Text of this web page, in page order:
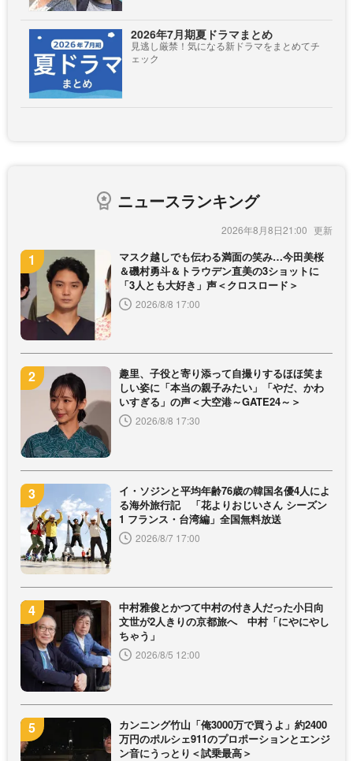
2026年7月期夏ドラマまとめ
見逃し厳禁！気になる新ドラマをまとめてチ
ェック
ニュースランキング
2026年8月8日21:00
マスク越しでも伝わる満面の笑み…今田美桜
＆磯村勇斗＆トラウデン直美の3ショットに
「3人とも大好き」声＜クロスロード＞
2026/8/8 17:00
趣里、子役と寄り添って自撮りするほほ笑ま
しい姿に「本当の親子みたい」「やだ、かわ
いすぎる」の声＜大空港～GATE24～＞
2026/8/8 17:30
イ・ソジンと平均年齢76歳の韓国名優4人によ
る海外旅行記 「花よりおじいさん シーズン
1 フランス・台湾編」全国無料放送
2026/8/7 17:00
中村雅俊とかつて中村の付き人だった小日向
文世が2人きりの京都旅へ 中村「にやにやし
ちゃう」
2026/8/5 12:00
カンニング竹山「俺3000万で買うよ」約2400
万円のポルシェ911のプロポーションとエンジ
ン音にうっとり＜試乗最高＞